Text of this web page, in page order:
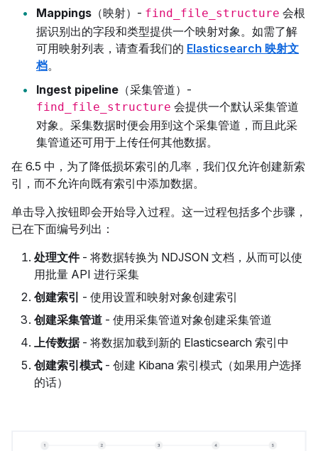
Mappings （映射）- find_file_structure 会根
据识别出的字段和类型提供一个映射对象。如需了解
可用映射列表，请查看我们的 Elasticsearch 映射文
档。
Ingest pipeline （采集管道）-
find_file_structure 会提供一个默认采集管道
对象。采集数据时便会用到这个采集管道，而且此采
集管道还可用于上传任何其他数据。
在 6.5 中，为了降低损坏索引的几率，我们仅允许创建新索
引，而不允许向既有索引中添加数据。
单击导入按钮即会开始导入过程。这一过程包括多个步骤，
已在下面编号列出：
处理文件- 将数据转换为 NDJSON 文档，从而可以使
用批量 API 进行采集
创建索引 - 使用设置和映射对象创建索引
创建采集管道 - 使用采集管道对象创建采集管道
上传数据- 将数据加载到新的 Elasticsearch 索引中
创建索引模式 - 创建 Kibana 索引模式（如果用户选择
的话）